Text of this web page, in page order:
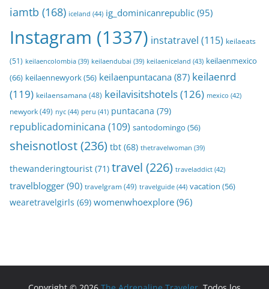
iamtb (168) iceland (44) ig_dominicanrepublic (95)
Instagram (1337) instatravel (115) keilaeats
(51) keilaencolombia (39) keilaendubai (39) keilaeniceland (43) keilaenmexico
(66) keilaennewyork(56) keilaenpuntacana (87) keilaenrd
(119) keilaensamana (48) keilavisitshotels(126) mexico (42)
newyork(49) nyc (44) peru (41) puntacana (79)
republicadominicana (109) santodomingo (56)
sheisnotlost(236) tbt (68) thetravelwoman (39)
thewanderingtourist (71) travel (226) traveladdict (42)
travelblogger (90) travelgram(49) travelguide (44) vacation (56)
wearetravelgirls (69) womenwhoexplore(96)